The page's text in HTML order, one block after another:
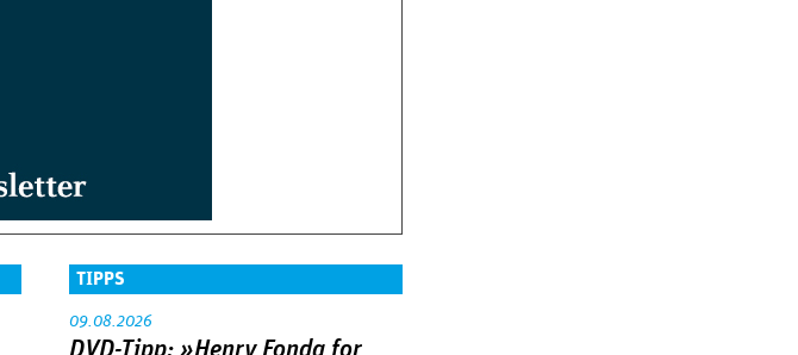
TIPPS
09.08.2026
DVD-Tipp: »Henry Fonda for